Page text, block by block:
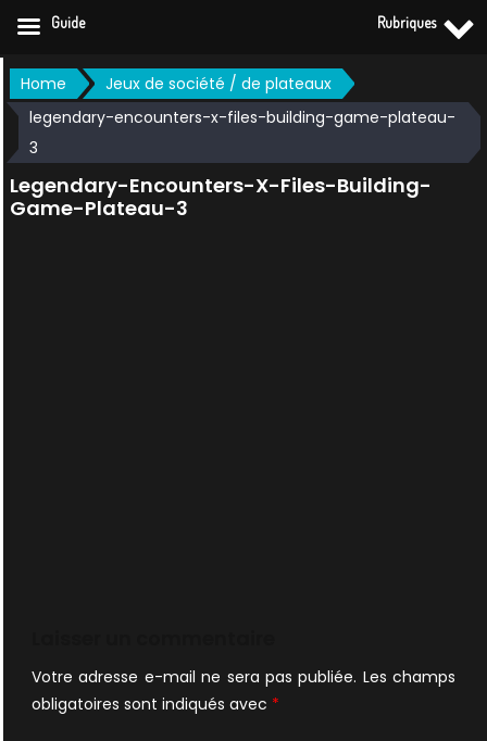
Skip
to
content
Home
Jeux de société / de plateaux
legendary-encounters-x-files-building-game-plateau-
3
Legendary-Encounters-X-Files-Building-
Game-Plateau-3
Votre adresse e-mail ne sera pas publiée. Les champs
obligatoires sont indiqués avec *
Guide Rubriques